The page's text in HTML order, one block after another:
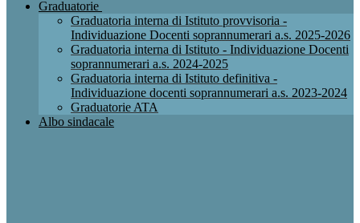
Graduatorie
Graduatoria interna di Istituto provvisoria -
Individuazione Docenti soprannumerari a.s. 2025-2026
Graduatoria interna di Istituto - Individuazione Docenti
soprannumerari a.s. 2024-2025
Graduatoria interna di Istituto definitiva -
Individuazione docenti soprannumerari a.s. 2023-2024
Graduatorie ATA
Albo sindacale